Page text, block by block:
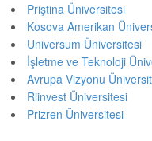
Priştina Üniversitesi
Kosova Amerikan
Universum Üniversitesi
İşletme ve Teknoloji
Avrupa Vizyonu
Riinvest Üniversitesi
Prizren Üniversitesi